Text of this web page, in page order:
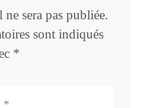
ne sera pas publiée.
sont indiqués
*